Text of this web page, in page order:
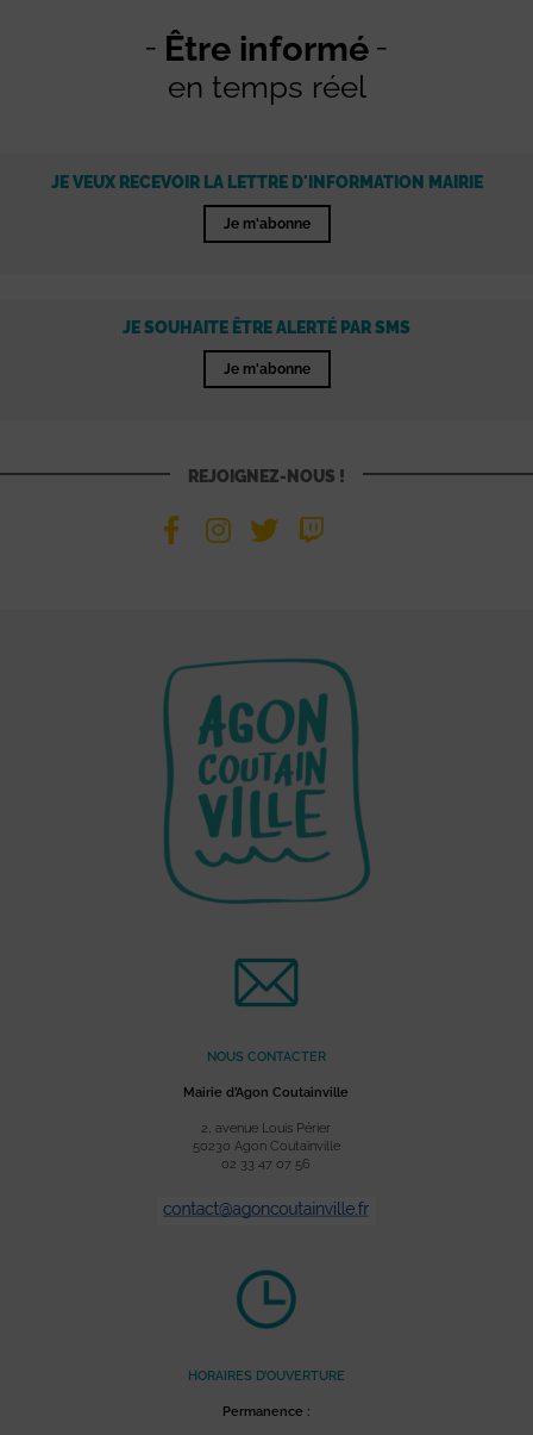
Être informé
en temps réel
JE VEUX RECEVOIR LA LETTRE D'INFORMATION MAIRIE
Je m'abonne
JE SOUHAITE ÊTRE ALERTÉ PAR SMS
Je m'abonne
REJOIGNEZ-NOUS !
NOUS CONTACTER
Mairie d’Agon Coutainville
2, avenue Louis Périer
50230 Agon Coutainville
02 33 47 07 56
HORAIRES D’OUVERTURE
Permanence :